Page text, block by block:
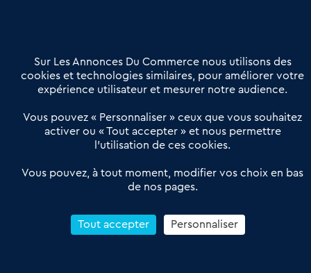
Offres Pro
Actualités
Qui sommes nous ?
Derniers articles
Réseau 3C : un partenaire national dédié aux transactions
Petitscommerces : Un partenariat au service du commerce de
proximité et des territoires
Reprendre un Restaurant Rapide
Sur Les Annonces Du Commerce nous utilisons des
cookies et technologies similaires, pour améliorer votre
expérience utilisateur et mesurer notre audience.
Vous pouvez « Personnaliser » ceux que vous souhaitez
activer ou « Tout accepter » et nous permettre
l’utilisation de ces cookies.
Vous pouvez, à tout moment, modifier vos choix en bas
de nos pages.
Tout accepter Personnaliser